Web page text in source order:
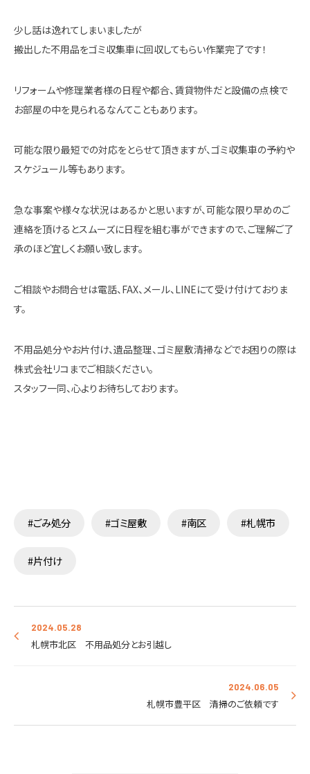
少し話は逸れてしまいましたが
搬出した不用品をゴミ収集車に回収してもらい作業完了です！
リフォームや修理業者様の日程や都合、賃貸物件だと設備の点検で
お部屋の中を見られるなんてこともあります。
可能な限り最短での対応をとらせて頂きますが、ゴミ収集車の予約や
スケジュール等もあります。
急な事案や様々な状況はあるかと思いますが、可能な限り早めのご
連絡を頂けるとスムーズに日程を組む事ができますので、ご理解ご了
承のほど宜しくお願い致します。
ご相談やお問合せは電話、FAX、メール、LINEにて受け付けておりま
す。
不用品処分やお片付け、遺品整理、ゴミ屋敷清掃などでお困りの際は
株式会社リコまでご相談ください。
スタッフ一同、心よりお待ちしております。
#ごみ処分 #ゴミ屋敷 #南区 #札幌市
#片付け
2024.05.28
札幌市北区 不用品処分とお引越し
2024.06.05
札幌市豊平区 清掃のご依頼です